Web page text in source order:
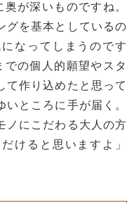
が深いものですね。
グを基本としているの
なってしまうのです
の個人的願望やスタ
て作り込めたと思って
ところに手が届く。
ノにこだわる大人の方
けると思いますよ」